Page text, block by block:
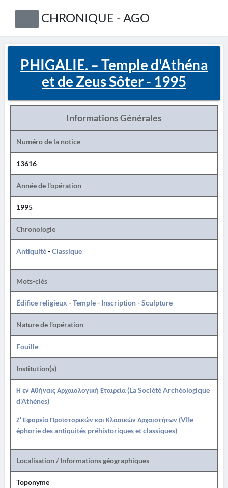
CHRONIQUE - AGO
PHIGALIE. – Temple d'Athéna
et de Zeus Sôter - 1995
Informations Générales
Numéro de la notice
13616
Année de l'opération
1995
Chronologie
Antiquité-Classique
Mots-clés
Édifice religieux -Temple- Inscription-Sculpture
Nature de l'opération
Fouille
Institution(s)
Η εν Αθήναις Αρχαιολογική Εταιρεία (La Société Archéologique
d'Athènes)
Ζ' Εφορεία Προϊστορικών και Κλασικών Αρχαιοτήτων (VIIe
éphorie des antiquités préhistoriques et classiques)
Localisation / Informations géographiques
Toponyme